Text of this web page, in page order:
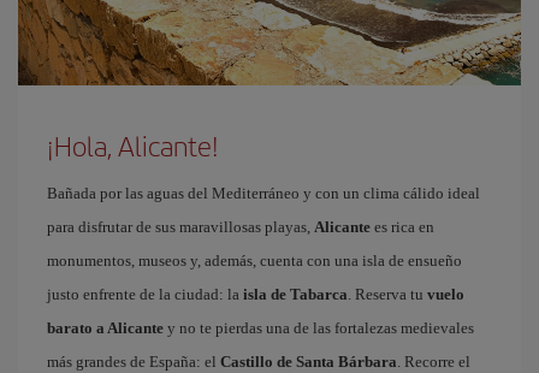
¡Hola, Alicante!
Bañada por las aguas del Mediterráneo y con un clima cálido ideal
para disfrutar de sus maravillosas playas, Alicante es rica en
monumentos, museos y, además, cuenta con una isla de ensueño
justo enfrente de la ciudad: la isla de Tabarca. Reserva tu vuelo
barato a Alicante y no te pierdas una de las fortalezas medievales
más grandes de España: el Castillo de Santa Bárbara. Recorre el